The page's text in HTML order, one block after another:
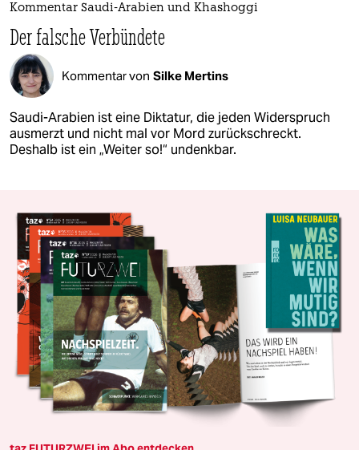
Kommentar Saudi-Arabien und Khashoggi
Der falsche Verbündete
Kommentar von Silke Mertins
Saudi-Arabien ist eine Diktatur, die jeden Widerspruch
ausmerzt und nicht mal vor Mord zurückschreckt.
Deshalb ist ein „Weiter so!“ undenkbar.